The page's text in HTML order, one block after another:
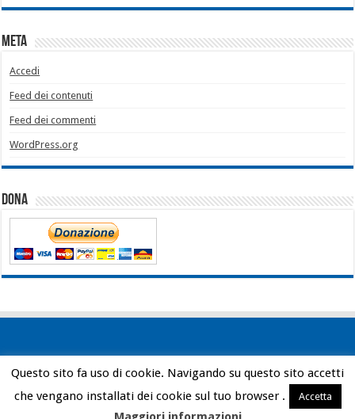
Meta
Accedi
Feed dei contenuti
Feed dei commenti
WordPress.org
Dona
Powered by WordPress| Designed by Bob Vann
© Copyright 2026, All Rights Reserved
Questo sito fa uso di cookie. Navigando su questo sito accetti
che vengano installati dei cookie sul tuo browser .
Accetta